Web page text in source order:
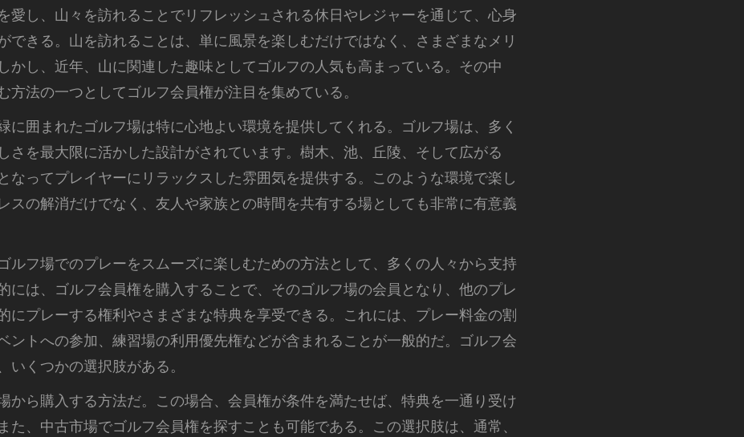
愛し、山々を訪れることでリフレッシュされる休日やレジャーを通じて、心身
できる。 山を訪れることは、単に風景を楽しむだけではなく、さまざまなメリ
かし、近年、山に関連した趣味としてゴルフの人気も高まっている。その中
方法の一つとしてゴルフ会員権が注目を集めている。
に囲まれたゴルフ場は特に心地よい環境を提供してくれる。ゴルフ場は、多く
さを最大限に活かした設計がされています。樹木、池、丘陵、そして広がる
なってプレイヤーにリラックスした雰囲気を提供する。このような環境で楽し
スの解消だけでなく、友人や家族との時間を共有する場としても非常に有意義
ルフ場でのプレーをスムーズに楽しむための方法として、多くの人々から支持
には、ゴルフ会員権を購入することで、そのゴルフ場の会員となり、他のプレ
にプレーする権利やさまざまな特典を享受できる。これには、プレー料金の割
ントへの参加、練習場の利用優先権などが含まれることが一般的だ。ゴルフ会
いくつかの選択肢がある。
から購入する方法だ。この場合、会員権が条件を満たせば、特典を一通り受け
た、中古市場でゴルフ会員権を探すことも可能である。この選択肢は、通常、